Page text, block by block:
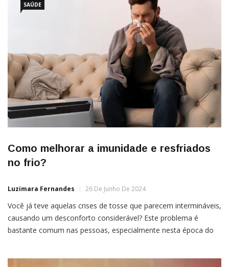
SAÚDE
Como melhorar a imunidade e resfriados
no frio?
Luzimara Fernandes 26 De Junho De 2024
Você já teve aquelas crises de tosse que parecem intermináveis,
causando um desconforto considerável? Este problema é
bastante comum nas pessoas, especialmente nesta época do